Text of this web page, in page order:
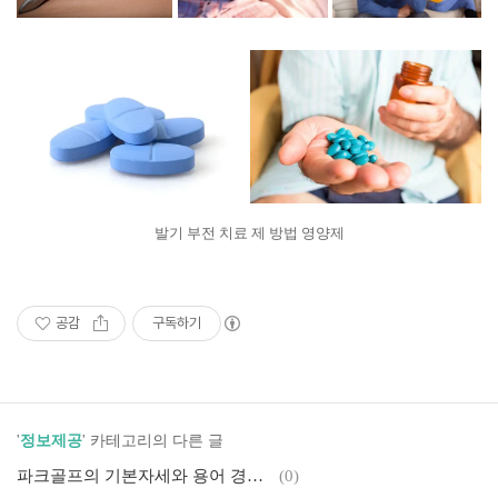
발기 부전 치료 제 방법 영양제
공감 구독하기
'정보제공' 카테고리의 다른 글
파크골프의 기본자세와 용어 경기규칙 (0)